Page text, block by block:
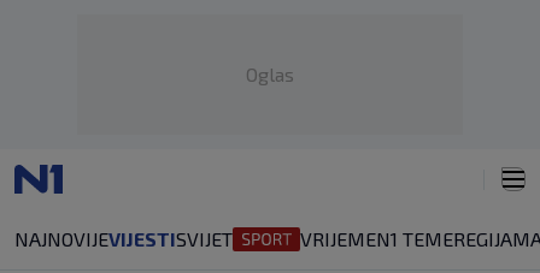
Oglas
NAJNOVIJEVIJESTISVIJET VRIJEMEN1 TEMEREGIJA